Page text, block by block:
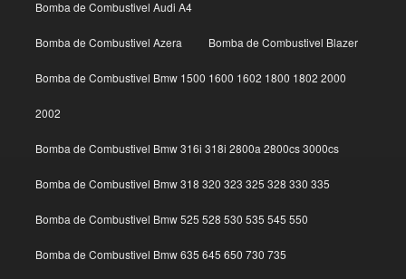
Bomba de Combustivel Audi A4
Bomba de Combustivel Azera Bomba de Combustivel Blazer
Bomba de Combustivel Bmw 1500 1600 1602 1800 1802 2000
2002
Bomba de Combustivel Bmw 316i 318i 2800a 2800cs 3000cs
Bomba de Combustivel Bmw 318 320 323 325 328 330 335
Bomba de Combustivel Bmw 525 528 530 535 545 550
Bomba de Combustivel Bmw 635 645 650 730 735